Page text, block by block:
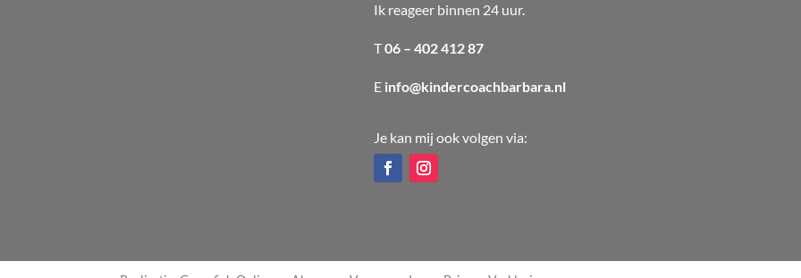
Ik reageer binnen 24 uur.
T06 – 402 412 87
E info@kindercoachbarbara.nl
Je kan mij ook volgen via: